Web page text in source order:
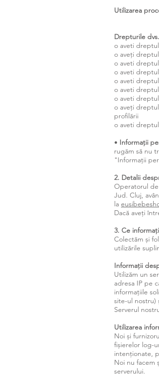
Utilizarea
Drepturile
o aveti
o aveți
o aveti
o aveti
o aveti
o aveti
o aveti
o aveți
profilării
o aveti
• Informații
rugăm să nu
"Informații
2. Detalii
Operatorul de
Jud. Cluj,
la
Dacă aveți
3. Ce
Colectăm și
utilizările
Informații
Utilizăm un
adresa IP pe
informațiile
site-ul nostru)
Serverul
Utilizarea
Noi și
fișierelor log-
intenționate,
Noi nu facem
serverului.